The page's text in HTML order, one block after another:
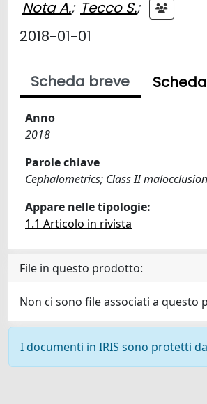
Nota A.; Tecco S.;
2018-01-01
Scheda breve
Anno
2018
Parole chiave
Cephalometrics; Class II
Appare nelle tipologie:
1.1 Articolo in rivista
File in questo prodotto:
Non ci sono file associati a questo
I documenti in IRIS sono protetti